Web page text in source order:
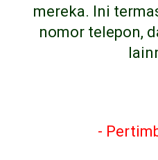
mereka. Ini
nomor telepon,
-